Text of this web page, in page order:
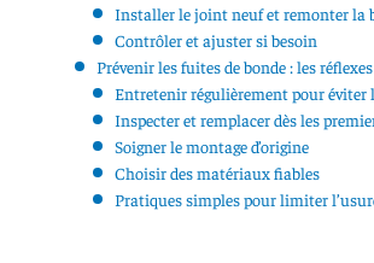
Installer le joint neuf et remonter la
Contrôler et ajuster si besoin
Prévenir les fuites de bonde : les
Entretenir régulièrement pour éviter
Inspecter et remplacer dès les
Soigner le montage d’origine
Choisir des matériaux fiables
Pratiques simples pour limiter